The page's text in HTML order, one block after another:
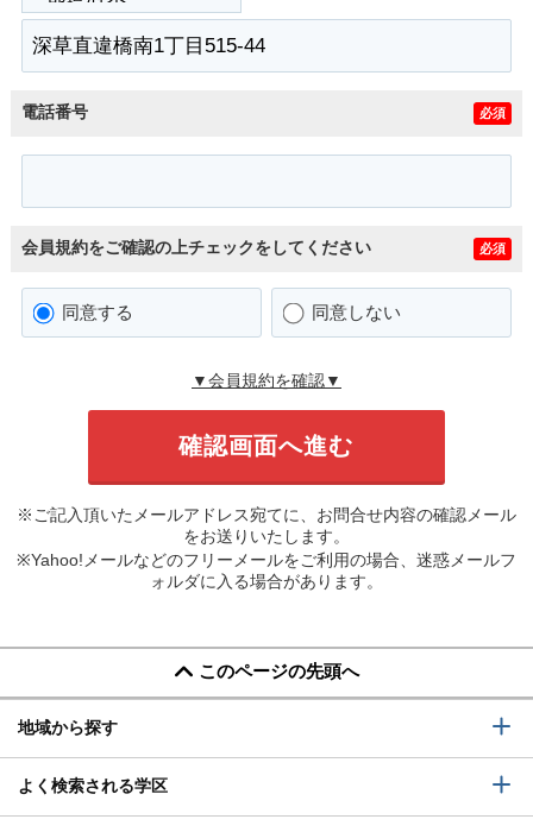
電話番号 必須
会員規約をご確認の上チェックをしてください 必須
同意する 同意しない
▼会員規約を確認▼
※ご記入頂いたメールアドレス宛てに、お問合せ内容の確認メール
をお送りいたします。
※Yahoo!メールなどのフリーメールをご利用の場合、迷惑メールフ
ォルダに入る場合があります。
このページの先頭へ
地域から探す
よく検索される学区